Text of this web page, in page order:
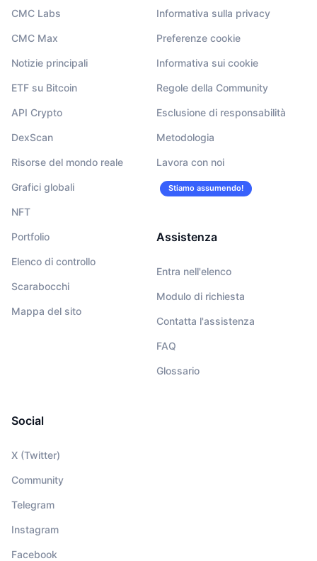
CMC Labs
CMC Max
Notizie principali
ETF su Bitcoin
API Crypto
DexScan
Risorse del mondo reale
Grafici globali
NFT
Portfolio
Elenco di controllo
Scarabocchi
Mappa del sito
Informativa sulla privacy
Preferenze cookie
Informativa sui cookie
Regole della Community
Esclusione di responsabilità
Metodologia
Lavora con noi
Stiamo assumendo!
Assistenza
Entra nell'elenco
Modulo di richiesta
Contatta l'assistenza
FAQ
Glossario
Social
X (Twitter)
Community
Telegram
Instagram
Facebook